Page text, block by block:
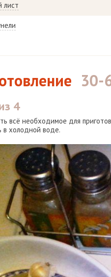
лист
30-
4
всё необходимое для
в холодной воде.